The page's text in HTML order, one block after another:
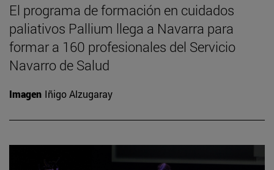
El programa de formación en cuidados
paliativos Pallium llega a Navarra para
formar a 160 profesionales del Servicio
Navarro de Salud
Imagen Iñigo Alzugaray